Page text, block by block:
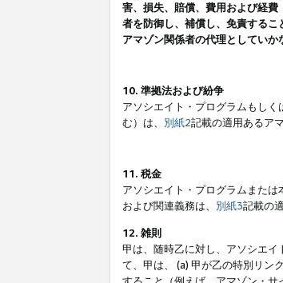
害、損失、賠償、費用および経
者を防御し、補償し、免責する
アマゾン関係者の代理としていか
10. 準拠法および紛争
アソシエイト・プログラムもし
む）は、 別紙2記載の適用あるア
11. 税金
アソシエイト・プログラムまた
および関連義務は、 別紙3記載の
12. 雑則
甲は、随時乙に対し、アソシエイ
て、甲は、 (a) 甲が乙の特別リン